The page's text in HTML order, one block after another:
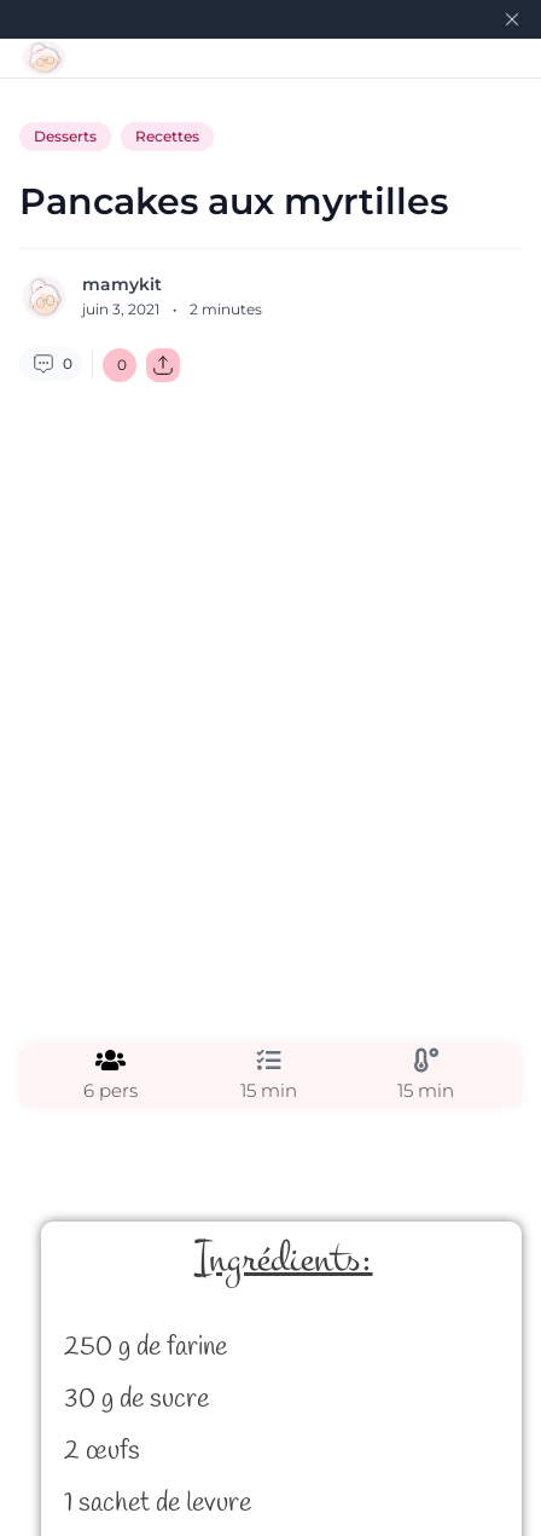
Desserts Recettes
Pancakes aux myrtilles
mamykit
juin 3, 2021 · 2 minutes
0 0
6 pers 15 min 15 min
Ingrédients:
250 g de farine
30 g de sucre
2 œufs
1 sachet de levure